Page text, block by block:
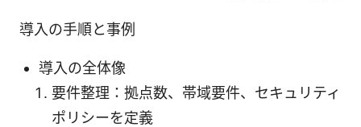
導入の手順と事例
導入の全体像
要件整理：拠点数、帯域要件、セキュリティ
ポリシーを定義